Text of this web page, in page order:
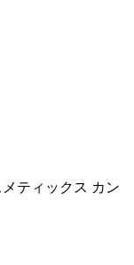
ティックス カン